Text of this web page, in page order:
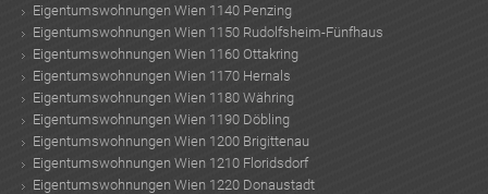
Eigentumswohnungen Wien 1140 Penzing
Eigentumswohnungen Wien 1150 Rudolfsheim-Fünfhaus
Eigentumswohnungen Wien 1160 Ottakring
Eigentumswohnungen Wien 1170 Hernals
Eigentumswohnungen Wien 1180 Währing
Eigentumswohnungen Wien 1190 Döbling
Eigentumswohnungen Wien 1200 Brigittenau
Eigentumswohnungen Wien 1210 Floridsdorf
Eigentumswohnungen Wien 1220 Donaustadt